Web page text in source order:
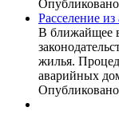
Расселение
В ближайщее
жилья.
аварийных